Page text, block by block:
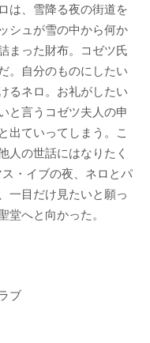
は、雪降る夜の街道を
シュが雪の中から何か
まった財布。コゼツ氏
。自分のものにしたい
るネロ。お礼がしたい
と言うコゼツ夫人の申
出ていってしまう。こ
人の世話にはなりたく
・イブの夜、ネロとパ
一目だけ見たいと願っ
へと向かった。
ブ